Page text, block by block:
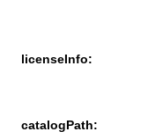
licenseInfo:
catalogPath: